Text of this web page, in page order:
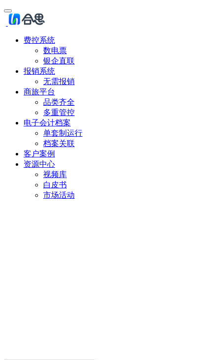
费控系统
数电票
银企直联
报销系统
无需报销
商旅平台
品类齐全
多重管控
电子会计档案
单套制运行
档案关联
客户案例
资源中心
视频库
白皮书
市场活动